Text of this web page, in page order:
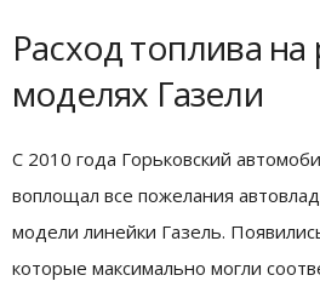
Расход топлива на
моделях Газели
С 2010 года Горьковский
воплощал все пожелания
модели линейки Газель.
которые максимально могли